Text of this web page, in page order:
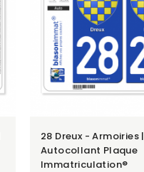
28 Dreux - Armoiries |
Autocollant Plaque
Immatriculation®